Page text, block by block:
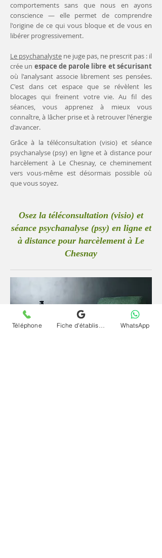
comportements sans que nous en ayons
conscience — elle permet de comprendre
l'origine de ce qui vous bloque et de vous en
libérer progressivement.
Le psychanalyste ne juge pas, ne prescrit pas : il
crée un espace de parole libre et sécurisant
où l'analysant associe librement ses pensées.
C'est dans cet espace que se révèlent les
blocages qui freinent votre vie. Au fil des
séances, vous apprenez à mieux vous
connaître, à lâcher prise et à retrouver l'énergie
d'avancer.
Grâce à la téléconsultation (visio) et séance
psychanalyse (psy) en ligne et à distance pour
harcèlement à Le Chesnay, ce cheminement
vers vous-même est désormais possible où
que vous soyez.
Osez la téléconsultation (visio) et
séance psychanalyse (psy) en ligne et
à distance pour harcèlement à Le
Chesnay
Téléphone WhatsApp